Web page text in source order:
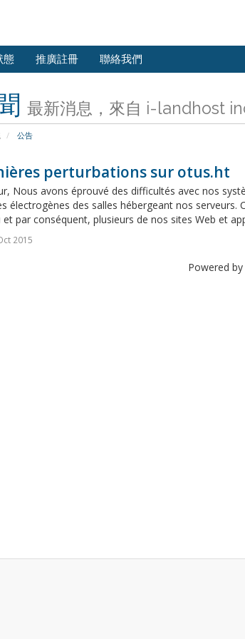
態 推廣註冊 聯絡我們
最新消息，來自 i-landhost
公告
perturbations sur otus.ht
Nous avons éprouvé des difficultés avec nos
électrogènes des salles hébergeant nos
et par conséquent, plusieurs de nos sites Web et
2015
Powered by